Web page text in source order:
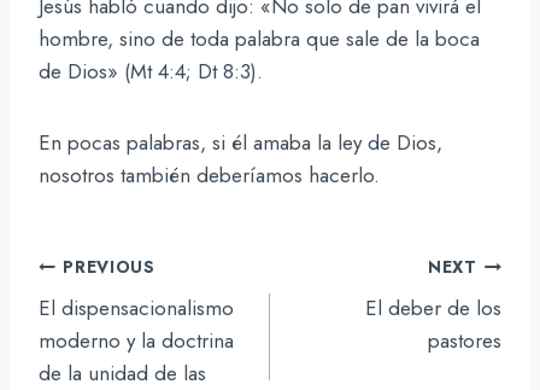
Jesús habló cuando dijo: «No solo de pan vivirá el
hombre, sino de toda palabra que sale de la boca
de Dios» (Mt 4:4; Dt 8:3).
En pocas palabras, si él amaba la ley de Dios,
nosotros también deberíamos hacerlo.
Navegación
de
entradas
PREVIOUS
El dispensacionalismo
moderno y la doctrina
de la unidad de las
NEXT
El deber de los
pastores